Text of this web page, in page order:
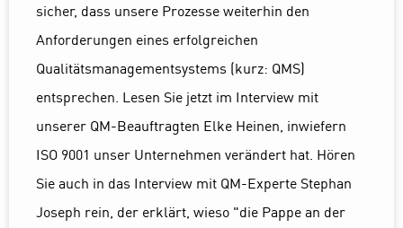
sicher, dass unsere Prozesse weiterhin den
Anforderungen eines erfolgreichen
Qualitätsmanagementsystems (kurz: QMS)
entsprechen. Lesen Sie jetzt im Interview mit
unserer QM-Beauftragten Elke Heinen, inwiefern
ISO 9001 unser Unternehmen verändert hat. Hören
Sie auch in das Interview mit QM-Experte Stephan
Joseph rein, der erklärt, wieso "die Pappe an der